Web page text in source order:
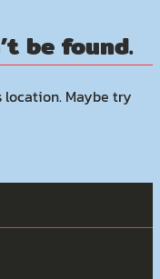
be found.
Maybe try